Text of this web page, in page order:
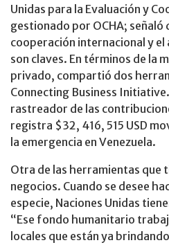
Unidas para la Evaluación y
gestionado por OCHA; señaló
cooperación internacional y
son claves. En términos de la
privado, compartió dos
Connecting Business
rastreador de las
registra $32, 416, 515 USD
la emergencia en Venezuela.
Otra de las herramientas que
negocios. Cuando se desee
especie, Naciones Unidas
“Ese fondo humanitario
locales que están ya